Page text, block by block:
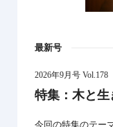
最新号
2026年9月号 Vol.178
特集：木と生
今回の特集のテー